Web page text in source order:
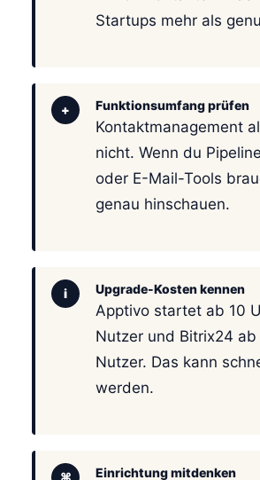
Startups mehr als
+ Funktionsumfang prüfen
Kontaktmanagement
nicht. Wenn du
oder E-Mail-Tools
genau hinschauen.
i Upgrade-Kosten kennen
Apptivo startet ab 10
Nutzer und Bitrix24 ab
Nutzer. Das kann
werden.
⌘ Einrichtung mitdenken